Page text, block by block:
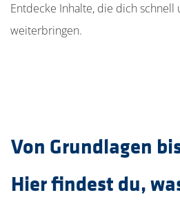
Entdecke Inhalte, die dich
weiterbringen.
Von Grundlagen
Hier findest du,